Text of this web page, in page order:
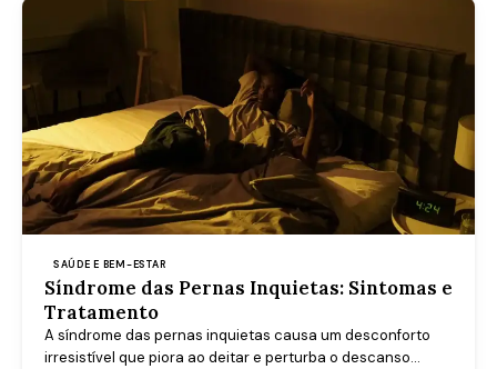
SAÚDE E BEM-ESTAR
Síndrome das Pernas Inquietas: Sintomas e
Tratamento
A síndrome das pernas inquietas causa um desconforto
irresistível que piora ao deitar e perturba o descanso